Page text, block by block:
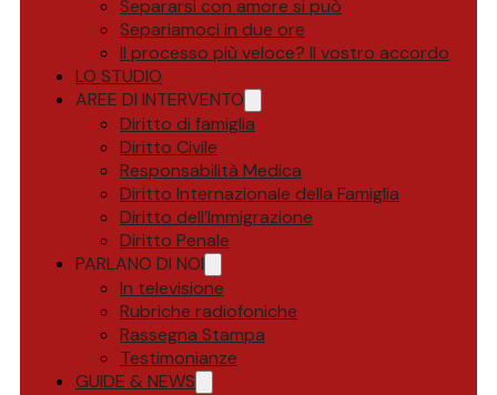
Separarsi con amore si può
Separiamoci in due ore
Il processo più veloce? Il vostro accordo
LO STUDIO
AREE DI INTERVENTO
Diritto di famiglia
Diritto Civile
Responsabilità Medica
Diritto Internazionale della Famiglia
Diritto dell’Immigrazione
Diritto Penale
PARLANO DI NOI
In televisione
Rubriche radiofoniche
Rassegna Stampa
Testimonianze
GUIDE & NEWS